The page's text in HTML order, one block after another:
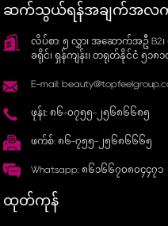
ဆက်သွယ်ရန်အချက်အလက်
လိပ်စာ: ၅ လွှာ၊ အဆောက်အဦ B2၊
ခရိုင်၊ ရှန်ကျန်း၊ တရုတ်နိုင်ငံ ၅၁၈၁
E-mail:
ဖုန်း: ၈၆-၀၇၅၅-၂၅၆၈၆၆၈၅
ဖက်စ်: ၈၆-၇၅၅-၂၅၆၈၆၆၆၅
Whatsapp: ၈၆၁၆၆၇၀၈၀၄၄၇၁
ထုတ်ကုန်